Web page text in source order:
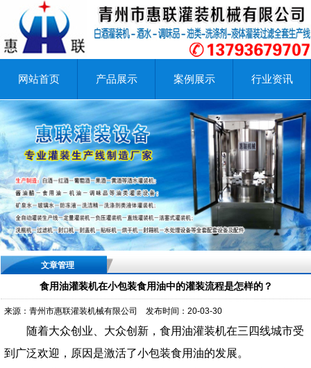
网站首页 产品展示 案例展示 行业资讯
文章管理
食用油灌装机在小包装食用油中的灌装流程是怎样的？
来源：青州市惠联灌装机械有限公司 发布时间：20-03-30
随着大众创业、大众创新，食用油灌装机在三四线城市受
到广泛欢迎，原因是激活了小包装食用油的发展。